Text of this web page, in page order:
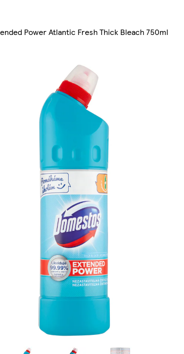
Power Atlantic Fresh Thick Bleach 750ml